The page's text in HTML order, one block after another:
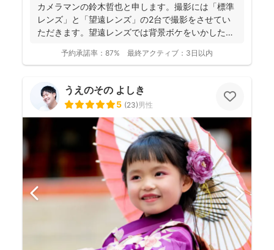
カメラマンの鈴木哲也と申します。撮影には「標準
レンズ」と「望遠レンズ」の2台で撮影をさせてい
ただきます。望遠レンズでは背景ボケをいかしたお
予約承諾率： 87% 最終アクティブ： 3日以内
うえのその よしき
5 (23)男性